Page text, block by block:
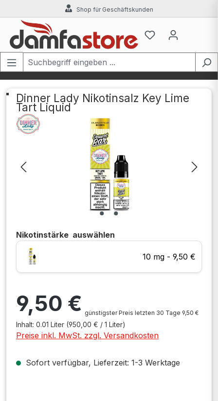
Zum Hauptinhalt springenShop für Geschäftskunden
Dinner Lady Nikotinsalz Key Lime
Tart Liquid
Bildergalerie überspringen
Nikotinstärke auswählen
10 mg - 9,50 €
9,50 € günstigster Preis letzten 30 Tage 9,50 €
Inhalt: 0.01 Liter (950,00 € / 1 Liter)
Preise inkl. MwSt. zzgl. Versandkosten
Sofort verfügbar, Lieferzeit: 1-3 Werktage